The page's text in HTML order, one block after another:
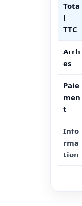
Tota
l
TTC
Arrh
es
Paie
men
t
Info
rma
tion